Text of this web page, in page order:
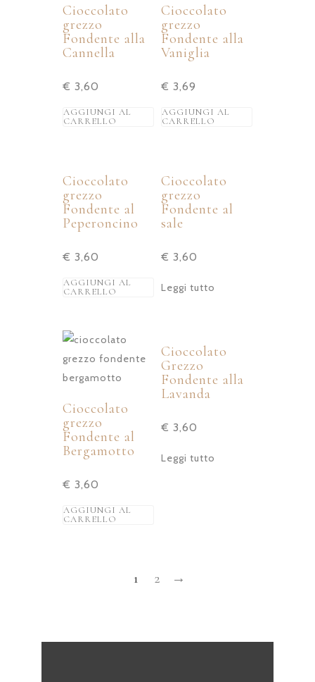
Cioccolato
grezzo
Fondente alla
Cannella
€ 3,60
AGGIUNGI AL
CARRELLO
Cioccolato
grezzo
Fondente alla
Vaniglia
€ 3,69
AGGIUNGI AL
CARRELLO
Cioccolato
grezzo
Fondente al
Peperoncino
€ 3,60
AGGIUNGI AL
CARRELLO
Cioccolato
grezzo
Fondente al
sale
€ 3,60
Leggi tutto
Cioccolato
grezzo
Fondente al
Bergamotto
€ 3,60
AGGIUNGI AL
CARRELLO
Cioccolato
Grezzo
Fondente alla
Lavanda
€ 3,60
Leggi tutto
1 2 →